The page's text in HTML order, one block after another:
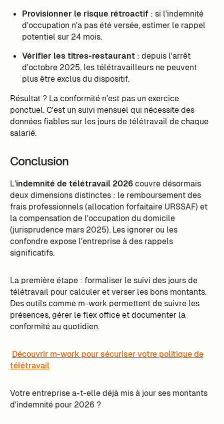
Provisionner le risque rétroactif: si l'indemnité
d'occupation n'a pas été versée, estimer le rappel
potentiel sur 24 mois.
Vérifier les titres-restaurant: depuis l'arrêt
d'octobre 2025, les télétravailleurs ne peuvent
plus être exclus du dispositif.
Résultat ? La conformité n'est pas un exercice
ponctuel. C'est un suivi mensuel qui nécessite des
données fiables sur les jours de télétravail de chaque
salarié.
Conclusion
L'indemnité de télétravail 2026couvre désormais
deux dimensions distinctes : le remboursement des
frais professionnels (allocation forfaitaire URSSAF) et
la compensation de l'occupation du domicile
(jurisprudence mars 2025). Les ignorer ou les
confondre expose l'entreprise à des rappels
significatifs.
La première étape : formaliser le suivi des jours de
télétravail pour calculer et verser les bons montants.
Des outils comme m-work permettent de suivre les
présences, gérer le flex office et documenter la
conformité au quotidien.
Découvrir m-work pour sécuriser votre politique de
télétravail
Votre entreprise a-t-elle déjà mis à jour ses montants
d'indemnité pour 2026 ?